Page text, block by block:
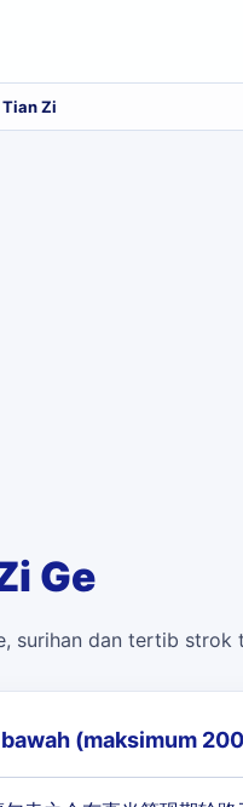
Zi
Ge
surihan dan tertib strok
(maksimum